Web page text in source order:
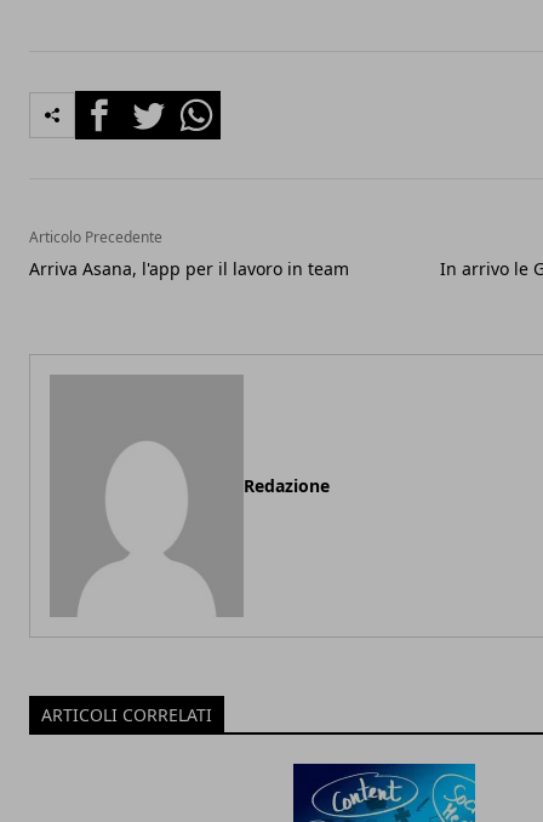
FacebookTwitterWhatsapp
Articolo Precedente
Arriva Asana, l'app per il lavoro in team In arrivo le
Redazione
ARTICOLI CORRELATI